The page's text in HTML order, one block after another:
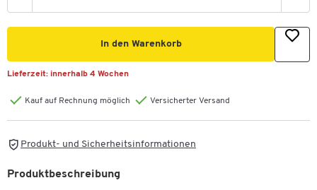
In den Warenkorb
Lieferzeit: innerhalb 4 Wochen
Kauf auf Rechnung möglich Versicherter Versand
Produkt- und Sicherheitsinformationen
Produktbeschreibung